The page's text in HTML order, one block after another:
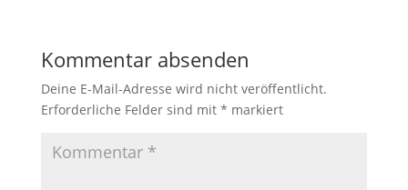
Kommentar absenden
Deine E-Mail-Adresse wird nicht veröffentlicht.
Erforderliche Felder sind mit * markiert